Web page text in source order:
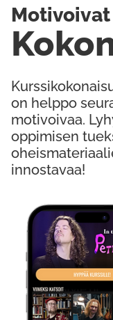
on helppo
motivoivaa.
oppimisen
innostavaa!
Motivoivat